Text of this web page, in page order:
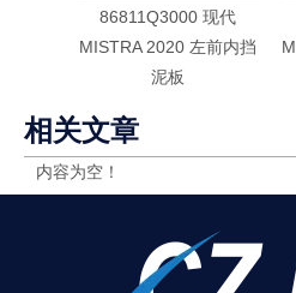
86811Q3000 现代
MISTRA 2020 左前内挡
泥板
相关文章
内容为空！